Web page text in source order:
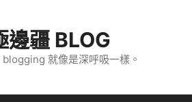
邊疆 BLOG
就像是深呼吸一樣。